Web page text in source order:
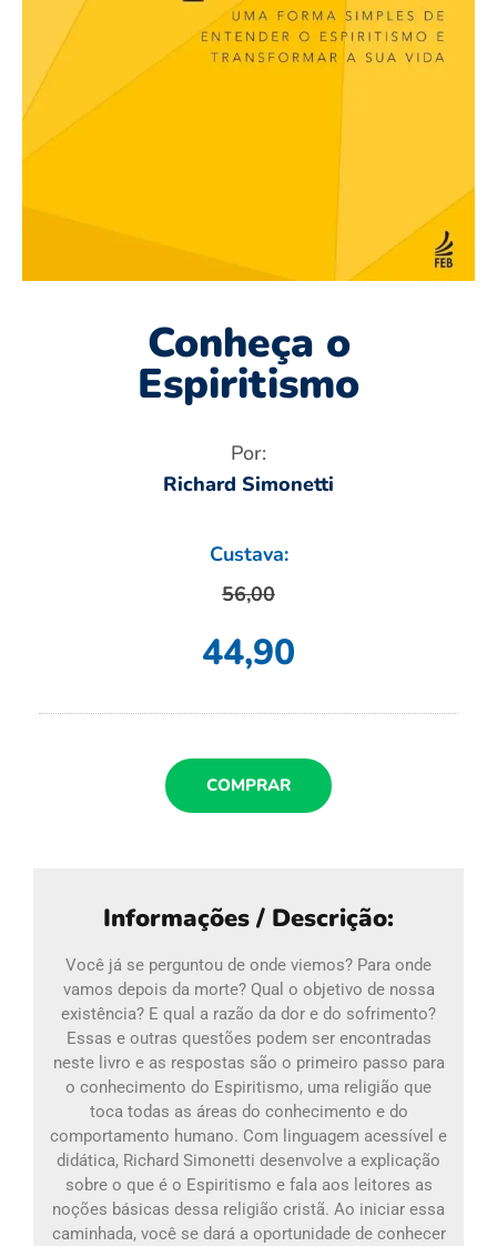
Conheça o
Espiritismo
Por:
Richard Simonetti
Custava:
56,00
44,90
COMPRAR
Informações / Descrição:
Você já se perguntou de onde viemos? Para onde
vamos depois da morte? Qual o objetivo de nossa
existência? E qual a razão da dor e do sofrimento?
Essas e outras questões podem ser encontradas
neste livro e as respostas são o primeiro passo para
o conhecimento do Espiritismo, uma religião que
toca todas as áreas do conhecimento e do
comportamento humano. Com linguagem acessível e
didática, Richard Simonetti desenvolve a explicação
sobre o que é o Espiritismo e fala aos leitores as
noções básicas dessa religião cristã. Ao iniciar essa
caminhada, você se dará a oportunidade de conhecer